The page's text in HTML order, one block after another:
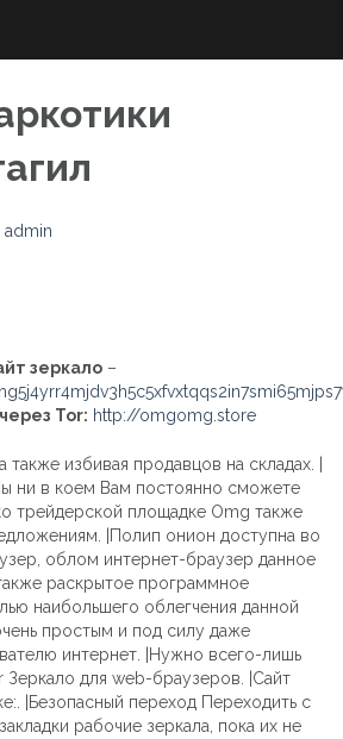
admin
зеркало –
Tor: http://omgomg.store
также избивая продавцов на складах. |
ни в коем Вам постоянно сможете
трейдерской площадке Omg также
|Полип онион доступна во
облом интернет-браузер данное
раскрытое программное
наибольшего облегчения данной
простым и под силу даже
интернет. |Нужно всего-лишь
Зеркало для web-браузеров. |Сайт
|Безопасный переход Переходить с
рабочие зеркала, пока их не